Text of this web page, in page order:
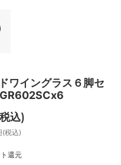
ワイングラス６脚セ
込)
(税込)
還元